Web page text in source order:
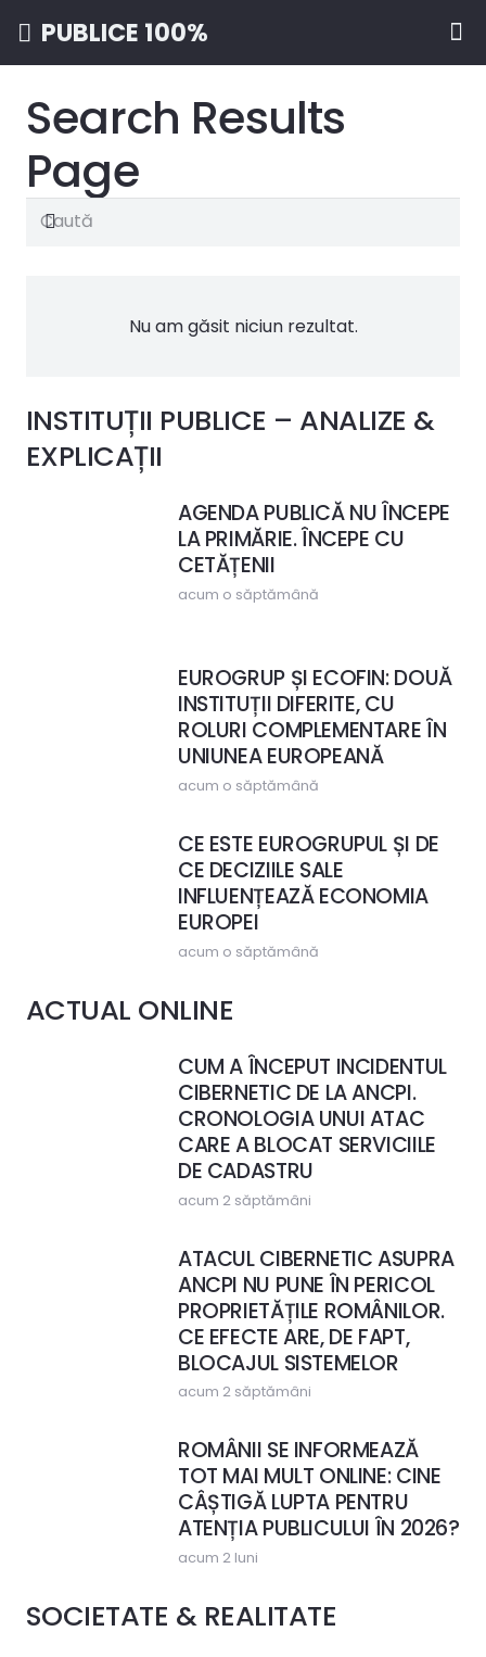
PUBLICE 100%
Search Results
Page
Nu am găsit niciun rezultat.
INSTITUȚII PUBLICE – ANALIZE &
EXPLICAȚII
AGENDA PUBLICĂ NU ÎNCEPE
LA PRIMĂRIE. ÎNCEPE CU
CETĂȚENII
acum o săptămână
EUROGRUP ȘI ECOFIN: DOUĂ
INSTITUȚII DIFERITE, CU
ROLURI COMPLEMENTARE ÎN
UNIUNEA EUROPEANĂ
acum o săptămână
CE ESTE EUROGRUPUL ȘI DE
CE DECIZIILE SALE
INFLUENȚEAZĂ ECONOMIA
EUROPEI
acum o săptămână
ACTUAL ONLINE
CUM A ÎNCEPUT INCIDENTUL
CIBERNETIC DE LA ANCPI.
CRONOLOGIA UNUI ATAC
CARE A BLOCAT SERVICIILE
DE CADASTRU
acum 2 săptămâni
ATACUL CIBERNETIC ASUPRA
ANCPI NU PUNE ÎN PERICOL
PROPRIETĂȚILE ROMÂNILOR.
CE EFECTE ARE, DE FAPT,
BLOCAJUL SISTEMELOR
acum 2 săptămâni
ROMÂNII SE INFORMEAZĂ
TOT MAI MULT ONLINE: CINE
CÂȘTIGĂ LUPTA PENTRU
ATENȚIA PUBLICULUI ÎN 2026?
acum 2 luni
SOCIETATE & REALITATE